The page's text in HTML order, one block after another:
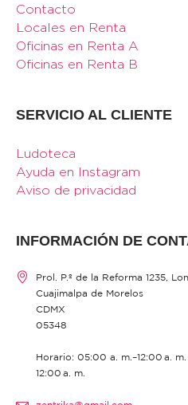
Contacto
Locales en Renta
Oficinas en Renta A
Oficinas en Renta B
SERVICIO AL CLIENTE
Ludoteca
Ayuda en Instagram
Aviso de privacidad
INFORMACIÓN DE
Prol. P.º de la Reforma 1235,
Cuajimalpa de Morelos
CDMX
05348
Horario: 05:00 a. m.–12:00 a.
12:00 a. m.